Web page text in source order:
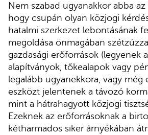
Nem szabad ugyanakkor abba
hogy csupán olyan közjogi
hatalmi szerkezet lebontásának
megoldása önmagában
gazdasági erőforrások (legyenek
alapítványok, tőkealapok vagy
legalább ugyanekkora, vagy még
eszközt jelentenek a távozó
mint a hátrahagyott közjogi
Ezeknek az erőforrásoknak a
kétharmados siker árnyékában